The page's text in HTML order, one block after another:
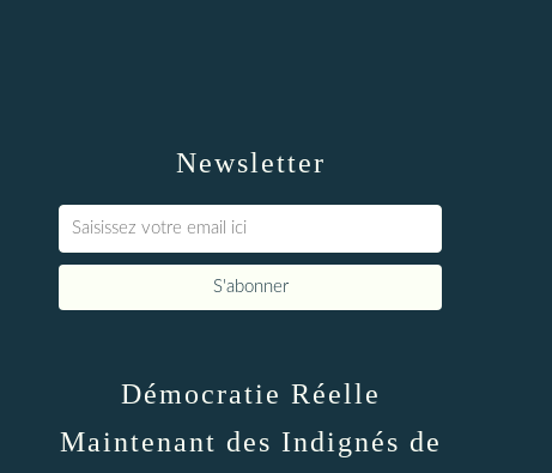
Newsletter
Démocratie Réelle
Maintenant des Indignés de